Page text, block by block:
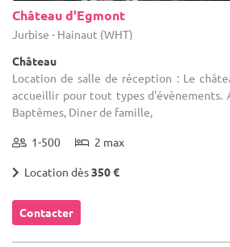
Château d'Egmont
Jurbise - Hainaut (WHT)
Château
Location de salle de réception : Le
accueillir pour tout types d'évènements.
Baptêmes, Diner de famille,
1-500 2 max
Location dès350 €
Contacter